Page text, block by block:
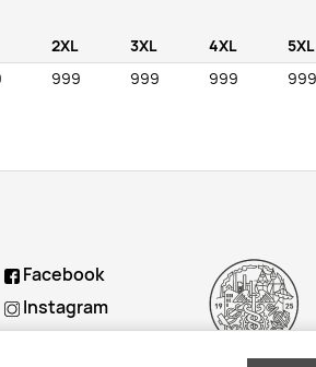
2XL 3XL 4XL 5XL
999 999 999 999
Facebook
Instagram